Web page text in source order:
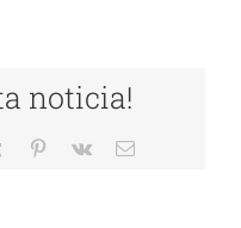
noticia!
Tumblr Pinterest
Vk
Correo